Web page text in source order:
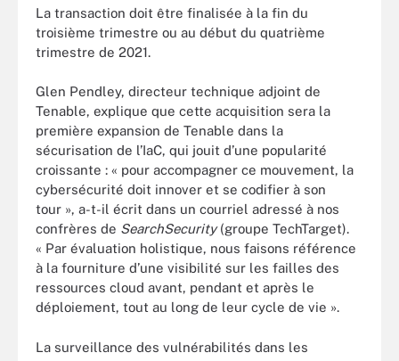
La transaction doit être finalisée à la fin du
troisième trimestre ou au début du quatrième
trimestre de 2021.
Glen Pendley, directeur technique adjoint de
Tenable, explique que cette acquisition sera la
première expansion de Tenable dans la
sécurisation de l’IaC, qui jouit d’une popularité
croissante : « pour accompagner ce mouvement, la
cybersécurité doit innover et se codifier à son
tour », a-t-il écrit dans un courriel adressé à nos
confrères de SearchSecurity(groupe TechTarget).
« Par évaluation holistique, nous faisons référence
à la fourniture d’une visibilité sur les failles des
ressources cloud avant, pendant et après le
déploiement, tout au long de leur cycle de vie ».
La surveillance des vulnérabilités dans les